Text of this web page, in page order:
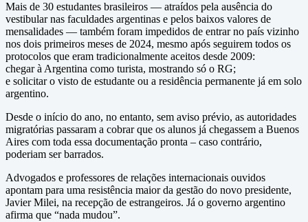
Mais de 30 estudantes brasileiros — atraídos pela ausência do
vestibular nas faculdades argentinas e pelos baixos valores de
mensalidades — também foram impedidos de entrar no país vizinho
nos dois primeiros meses de 2024, mesmo após seguirem todos os
protocolos que eram tradicionalmente aceitos desde 2009:
chegar à Argentina como turista, mostrando só o RG;
e solicitar o visto de estudante ou a residência permanente já em solo
argentino.
Desde o início do ano, no entanto, sem aviso prévio, as autoridades
migratórias passaram a cobrar que os alunos já chegassem a Buenos
Aires com toda essa documentação pronta – caso contrário,
poderiam ser barrados.
Advogados e professores de relações internacionais ouvidos
apontam para uma resistência maior da gestão do novo presidente,
Javier Milei, na recepção de estrangeiros. Já o governo argentino
afirma que “nada mudou”.